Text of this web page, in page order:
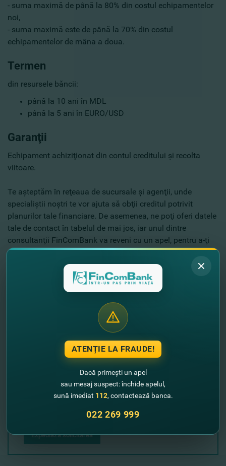
- suma maximă de până la 80% din costul echipamentelor
noi,
- suma maximă este de până la 70% din costul
echipamentelor de mâna a doua.
Termen
din resursele băncii:
până la 10 ani în MDL
până la 5 ani în EURO/USD
Garanţii
Echipament achiziţionat din contul creditului şi recolta
viitoare.
Te aşteptăm în reţeaua de sucursale şi agenţii, unde
specialiştii noştri te vor ajuta să obţii creditul potrivit
planurilor tale financiare. De asemenea, ne poţi oferi datele
tale de contact în tabelul de mai jos, iar unul dintre
consultanţii FinComBank va reveni cu un apel, pentru a-ţi
oferi toate detaliile pe care ai vrea să le cunoşti.
Lasă-ne datele tale de contact şi noi revenim
+373
Expediază solicitarea
ATENȚIE LA FRAUDE!
Dacă primești un apel
sau mesaj suspect: închide apelul,
sună imediat 112, contactează banca.
022 269 999